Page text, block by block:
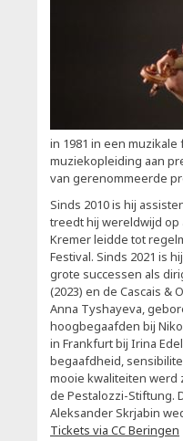
in 1981 in een
muziekopleiding aan
van gerenommeerde
Sinds 2010 is hij
treedt hij wereldwijd op
Kremer leidde tot
Festival. Sinds 2021 is
grote successen als
(2023) en de Cascais &
Anna Tyshayeva,
hoogbegaafden bij
in Frankfurt bij Irina
begaafdheid,
mooie kwaliteiten werd
de Pestalozzi-Stiftung.
Aleksander Skrjabin
Tickets via CC Beringen